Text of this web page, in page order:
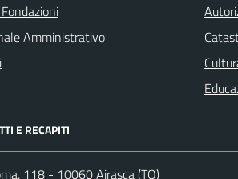
Amministrativo
E RECAPITI
118 - 10060 Airasca (TO)